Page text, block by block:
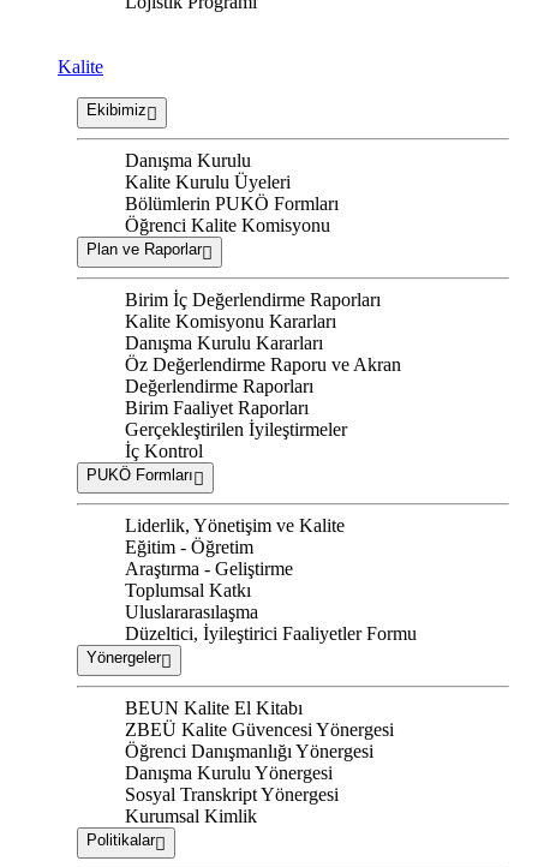
Kalite
Ekibimiz
Danışma Kurulu
Kalite Kurulu Üyeleri
Bölümlerin PUKÖ Formları
Öğrenci Kalite Komisyonu
Plan ve Raporlar
Birim İç Değerlendirme Raporları
Kalite Komisyonu Kararları
Danışma Kurulu Kararları
Öz Değerlendirme Raporu ve Akran
Değerlendirme Raporları
Birim Faaliyet Raporları
Gerçekleştirilen İyileştirmeler
İç Kontrol
PUKÖ Formları
Liderlik, Yönetişim ve Kalite
Eğitim - Öğretim
Araştırma - Geliştirme
Toplumsal Katkı
Uluslararasılaşma
Düzeltici, İyileştirici Faaliyetler Formu
Yönergeler
BEUN Kalite El Kitabı
ZBEÜ Kalite Güvencesi Yönergesi
Öğrenci Danışmanlığı Yönergesi
Danışma Kurulu Yönergesi
Sosyal Transkript Yönergesi
Kurumsal Kimlik
Politikalar